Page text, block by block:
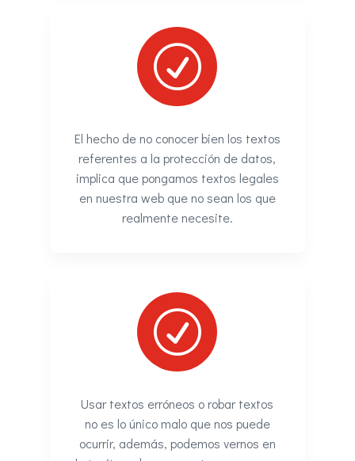
R
El hecho de no conocer bien los textos
referentes a la protección de datos,
implica que pongamos textos legales
en nuestra web que no sean los que
realmente necesite.
R
Usar textos erróneos o robar textos
no es lo único malo que nos puede
ocurrir, además, podemos vernos en